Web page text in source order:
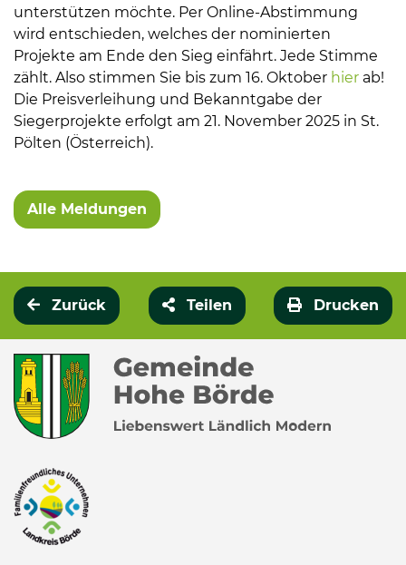
unterstützen möchte. Per Online-Abstimmung
wird entschieden, welches der nominierten
Projekte am Ende den Sieg einfährt. Jede Stimme
zählt. Also stimmen Sie bis zum 16. Oktober hier ab!
Die Preisverleihung und Bekanntgabe der
Siegerprojekte erfolgt am 21. November 2025 in St.
Pölten (Österreich).
Alle Meldungen
Zurück Teilen Drucken